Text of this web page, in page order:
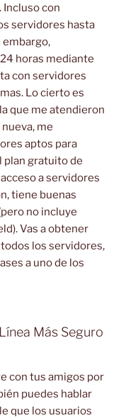
Incluso con
servidores hasta
embargo,
horas mediante
con servidores
Lo cierto es
que me atendieron
me
aptos para
plan gratuito de
a servidores
tiene buenas
no incluye
Vas a obtener
los servidores,
a uno de los
Más Seguro
con tus amigos por
puedes hablar
que los usuarios